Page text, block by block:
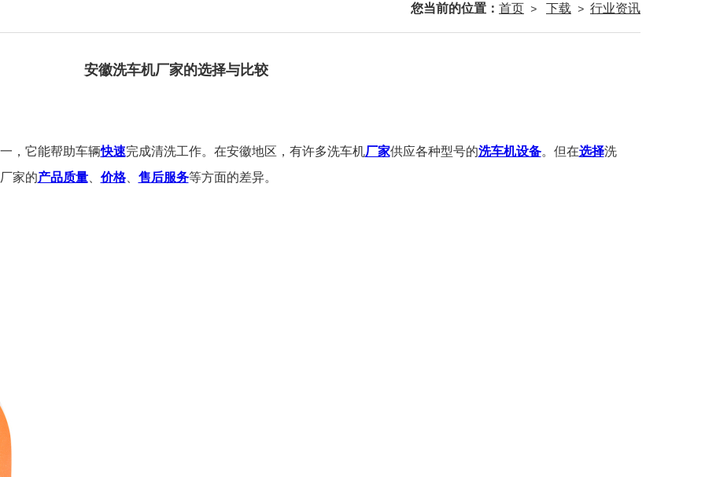
您当前的位置： 首页 > 下载 > 行业资讯
安徽洗车机厂家的选择与比较
，它能帮助车辆快速完成清洗工作。在安徽地区，有许多洗车机厂家供应各种型号的洗车机设备。但在选择洗
家的产品质量、 价格、 售后服务等方面的差异。